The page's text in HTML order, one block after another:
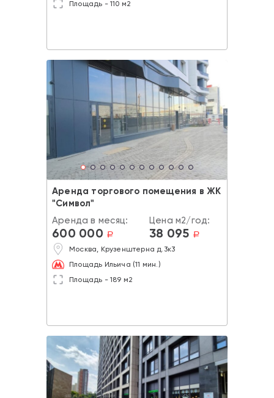
Площадь - 110 м2
Аренда торгового помещения в ЖК
"Cимвол"
Аренда в месяц:
600 000 a
Цена м2/год:
38 095 a
Москва, Крузенштерна д.3к3
Площадь Ильича (11 мин.)
Площадь - 189 м2